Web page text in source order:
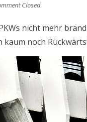
Closed
nicht mehr
kaum noch